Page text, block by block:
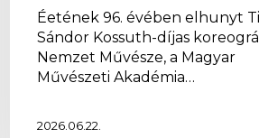
Éetének 96. évében elhunyt
Sándor Kossuth-díjas
Nemzet Művésze, a Magyar
Művészeti Akadémia…
2026.06.22.